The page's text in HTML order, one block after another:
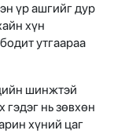
үр ашгийг дур
хүн
утгаараа
шинжтэй
нь зөвхөн
хүний цаг